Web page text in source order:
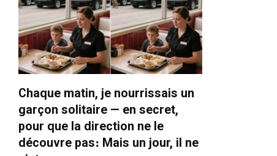
Chaque matin, je nourrissais un
garçon solitaire — en secret,
pour que la direction ne le
découvre pas։ Mais un jour, il ne